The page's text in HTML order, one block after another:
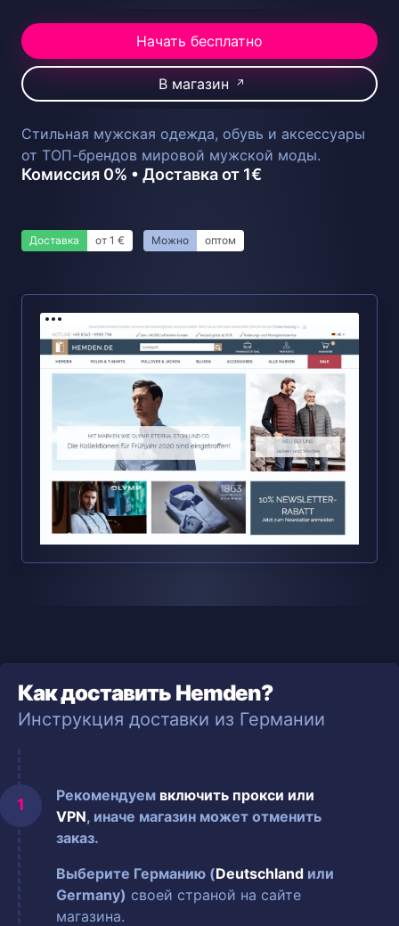
Начать бесплатно
В магазин ↗
Стильная мужская одежда, обувь и аксессуары
от ТОП-брендов мировой мужской моды.
Комиссия 0% • Доставка от 1€
Доставка от 1 € Можно оптом
Как доставить Hemden?
Инструкция доставки из Германии
Рекомендуем включить прокси или
VPN, иначе магазин может отменить
заказ.
Выберите Германию (Deutschland или
Germany) своей страной на сайте
магазина.